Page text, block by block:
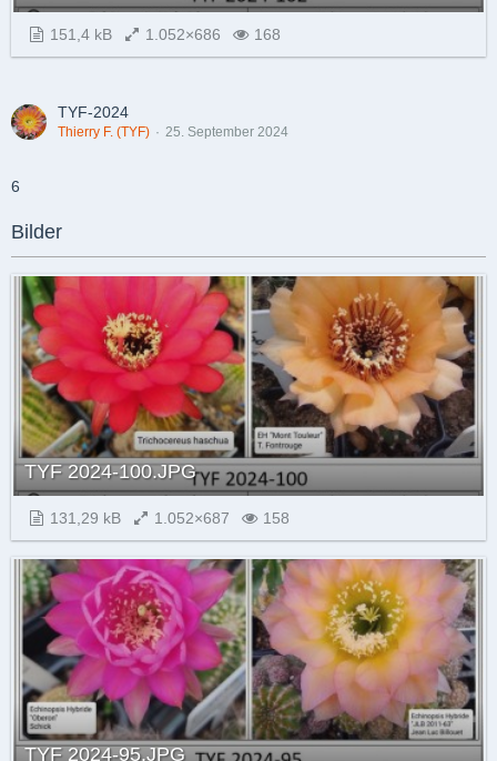
151,4 kB 1.052×686 168
TYF-2024
Thierry F. (TYF) 25. September 2024
6
Bilder
TYF 2024-100.JPG
131,29 kB 1.052×687 158
TYF 2024-95.JPG